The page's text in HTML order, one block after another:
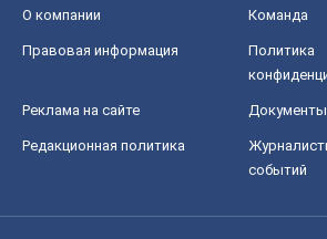
О компании Команда
Правовая информация
Политика
Реклама на сайте Документы
Редакционная политика
событий